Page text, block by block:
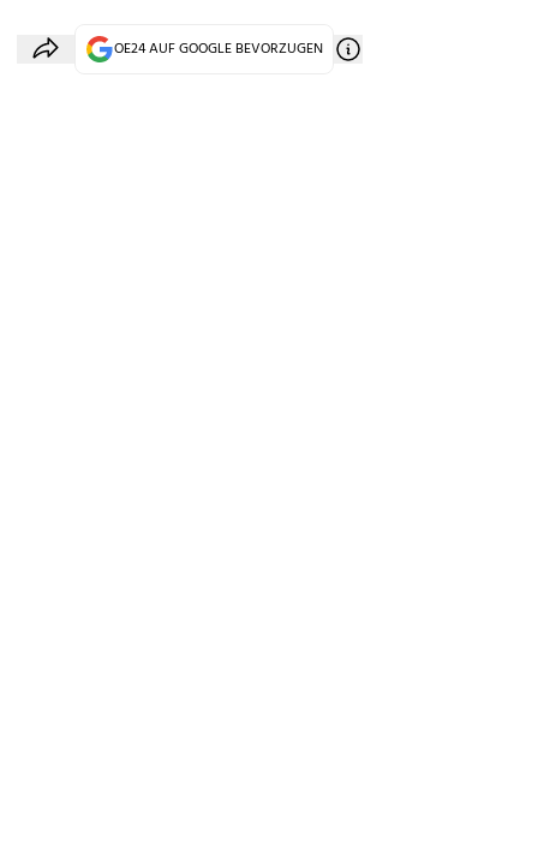
OE24 AUF GOOGLE BEVORZUGEN